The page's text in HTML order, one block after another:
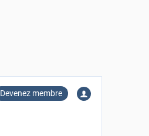
Devenez membre